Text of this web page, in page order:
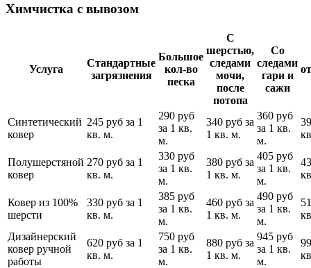
Химчистка с вывозом
Услуга
Стандартные
загрязнения
Большое
кол-во
песка
С
шерстью,
следами
мочи,
после
потопа
Со
следами
гари и
сажи
Синтетический
ковер
245 руб за 1
кв. м.
290 руб
за 1 кв.
м.
340 руб за
1 кв. м.
360 руб
за 1 кв.
м.
Полушерстяной
ковер
270 руб за 1
кв. м.
330 руб
за 1 кв.
м.
380 руб за
1 кв. м.
405 руб
за 1 кв.
м.
Ковер из 100%
шерсти
330 руб за 1
кв. м.
385 руб
за 1 кв.
м.
460 руб за
1 кв. м.
490 руб
за 1 кв.
м.
Дизайнерский
ковер ручной
работы
620 руб за 1
кв. м.
750 руб
за 1 кв.
м.
880 руб за
1 кв. м.
945 руб
за 1 кв.
м.